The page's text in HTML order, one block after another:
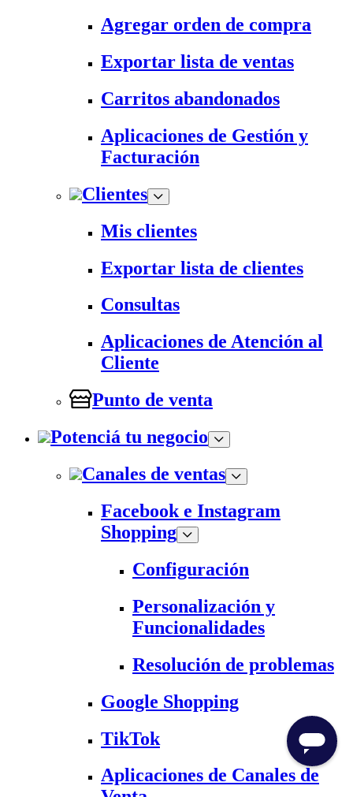
Agregar orden de compra
Exportar lista de ventas
Carritos abandonados
Aplicaciones de Gestión y
Facturación
Clientes
Mis clientes
Exportar lista de clientes
Consultas
Aplicaciones de Atención al
Cliente
Punto de venta
Potenciá tu negocio
Canales de ventas
Facebook e Instagram
Shopping
Configuración
Personalización y
Funcionalidades
Resolución de problemas
Google Shopping
TikTok
Aplicaciones de Canales de